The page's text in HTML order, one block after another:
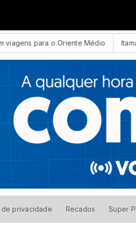
para o Oriente Médio
de privacidade Recados Super